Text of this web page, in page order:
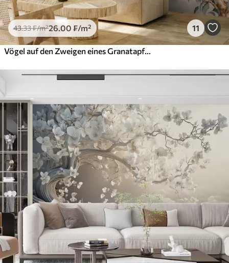
43.33₣/m²26.00 ₣/m² 11
Vögel auf den Zweigen eines Granatapfels